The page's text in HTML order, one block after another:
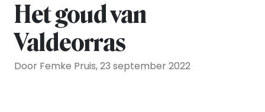
Het goud van
Valdeorras
Door Femke Pruis, 23 september 2022